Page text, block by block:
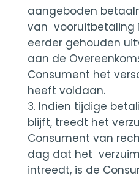
aangeboden
van vooruitbetaling
eerder gehouden
aan de
Consument het
heeft voldaan.
Indien tijdige
blijft, treedt het
Consument van
dag dat het
intreedt, is de